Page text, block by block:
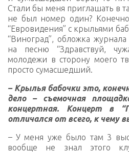
Стали бы меня приглашать в
не был номер один?
“Евровидения” с крыльями
“Виноград”, обложка
на песню “Здравствуй,
молодежи в сторону моего
просто сумасшедший.
– Крылья бабочки это,
дело – съемочная
концертная. Концерт в
отличался от всего, к чему
– У меня уже было там 3
вообще не знал этого